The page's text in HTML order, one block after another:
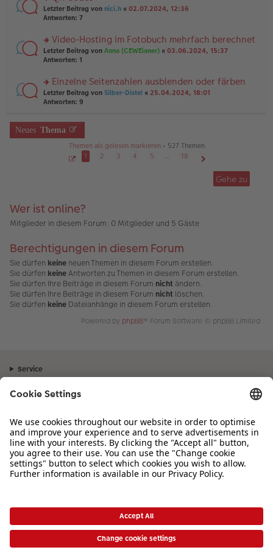
g
er
B
ei
a
g
n
g
el
e
n
er
tr
a
g
rs
te
n
g
el
e
n
er
tr
a
Letzter Beitrag von nici.h « 02.07.2024, 12:36
Antworten: 7
rs
te
n
g
el
e
n
er
Video-Hosting im Fotobuch mehrfach berechnet
Letzter Beitrag von Anna (CEWEianer) « 03.06.2024, 15:37
Antworten: 1
rs
te
n
g
tr
a
g
Einzelne Seitenzahlen ausblenden oder färben
Letzter Beitrag von Silber-Distel « 25.04.2024, 18:01
Antworten: 9
Neues Thema
Themen als gelesen markieren• 527 Themen
v
o
n
1
1 2 3 4 5 …
18
Gehe zu
Wer ist online?
Mitglieder in diesem Forum: 0 Mitglieder und 5 Gäste
Berechtigungen in diesem Forum
Sie dürfen keine neuen Themen in diesem Forum erstellen.
Sie dürfen keineAntworten zu Themen in diesem Forum erstellen.
Sie dürfen Ihre Beiträge in diesem Forum nicht ändern.
Sie dürfen Ihre Beiträge in diesem Forum nicht löschen.
Sie dürfen keine Dateianhänge in diesem Forum erstellen.
Powered by phpBB® Forum Software © phpBB Limited
Service
Sortiment
Inspiration
Bei Fragen zu Produkten oder der Bestellung können Sie uns gerne von